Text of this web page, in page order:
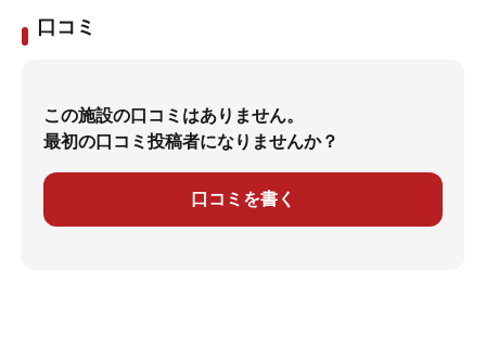
口コミ
この施設の口コミはありません。
最初の口コミ投稿者になりませんか？
口コミを書く